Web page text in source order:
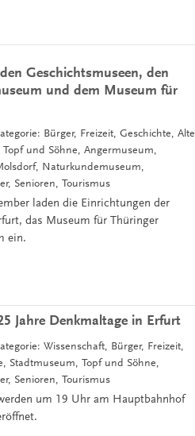
Geschichtsmuseen, den
und dem Museum für
Bürger, Freizeit, Geschichte, Alte
Topf und Söhne, Angermuseum,
Naturkundemuseum,
Senioren, Tourismus
laden die Einrichtungen der
das Museum für Thüringer
ein.
Jahre Denkmaltage in Erfurt
Wissenschaft, Bürger, Freizeit,
Stadtmuseum, Topf und Söhne,
Senioren, Tourismus
um 19 Uhr am Hauptbahnhof